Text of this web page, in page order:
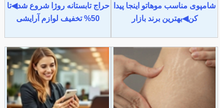
شامپوی مناسب موهاتو اینجا پیدا
کن◀بهترین برند بازار
حراج تابستانه روژا شروع شد◀تا
50% تخفیف لوازم آرایشی